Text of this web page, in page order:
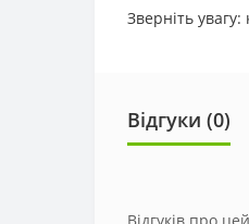
Зверніть
Відгуки (0)